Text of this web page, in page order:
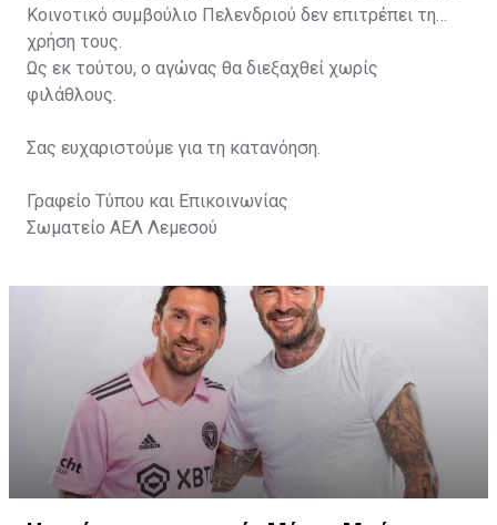
Κοινοτικό συμβούλιο Πελενδριού δεν επιτρέπει τη
χρήση τους.
Ως εκ τούτου, ο αγώνας θα διεξαχθεί χωρίς
φιλάθλους.
Σας ευχαριστούμε για τη κατανόηση.
Γραφείο Τύπου και Επικοινωνίας
Σωματείο ΑΕΛ Λεμεσού